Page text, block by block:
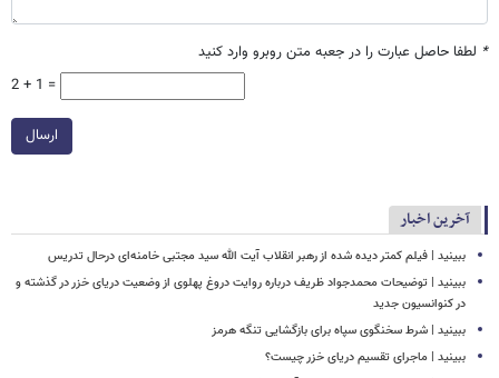
* لطفا حاصل عبارت را در جعبه متن روبرو وارد کنید
2 + 1 =
ارسال
آخرین اخبار
ببینید | فیلم کمتر دیده شده از رهبر انقلاب آیت الله سید مجتبی خامنه‌ای درحال تدریس
ببینید | توضیحات محمدجواد ظریف درباره روایت دروغ پهلوی از وضعیت دریای خزر در گذشته و
در کنوانسیون جدید
ببینید | شرط سخنگوی سپاه برای بازگشایی تنگه هرمز
ببینید | ماجرای تقسیم دریای خزر چیست؟